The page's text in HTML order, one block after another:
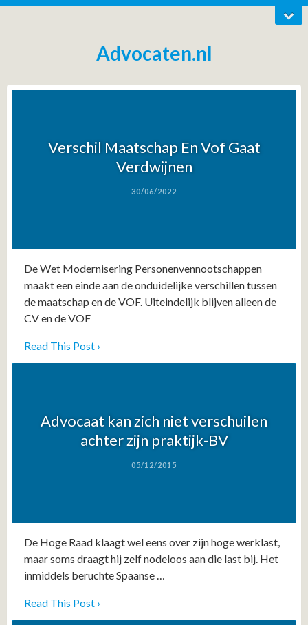
Advocaten.nl
Verschil Maatschap En Vof Gaat
Verdwijnen
30/06/2022
De Wet Modernisering Personenvennootschappen
maakt een einde aan de onduidelijke verschillen tussen
de maatschap en de VOF. Uiteindelijk blijven alleen de
CV en de VOF
Read This Post ›
Advocaat kan zich niet verschuilen
achter zijn praktijk-BV
05/12/2015
De Hoge Raad klaagt wel eens over zijn hoge werklast,
maar soms draagt hij zelf nodeloos aan die last bij. Het
inmiddels beruchte Spaanse …
Read This Post ›